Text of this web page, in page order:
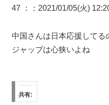
47 ： ：2021/01/05(火)
中国さんは日本応援してる
ジャップは心狭いよね
共有: